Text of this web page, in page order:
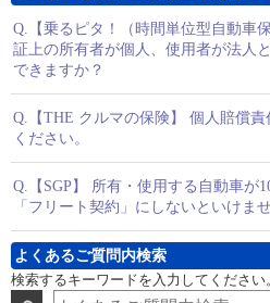
Q. 【乗るピタ！（時間単位型自動車
証上の所有者が個人、使用者が法人
できますか？
Q. 【THE クルマの保険】 個人賠償
ください。
Q. 【SGP】 所有・使用する自動車が
「フリート契約」にしないといけま
よくあるご質問内検索
検索するキーワードを入力してください